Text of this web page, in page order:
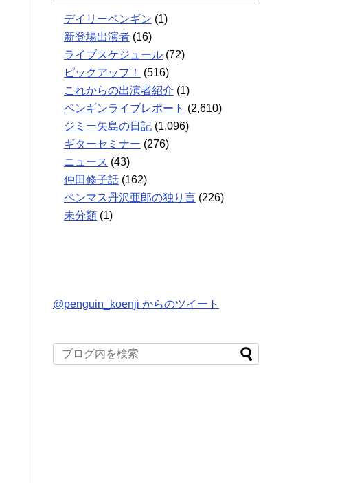
デイリーペンギン (1)
新登場出演者 (16)
ライブスケジュール (72)
ピックアップ！
(516)
これからの出演者紹介 (1)
ペンギンライブレポート (2,610)
ジミー矢島の日記 (1,096)
ギターセミナー (276)
ニュース (43)
仲田修子話 (162)
ペンマス丹沢亜郎の独り言 (226)
未分類 (1)
@penguin_koenji からのツイート